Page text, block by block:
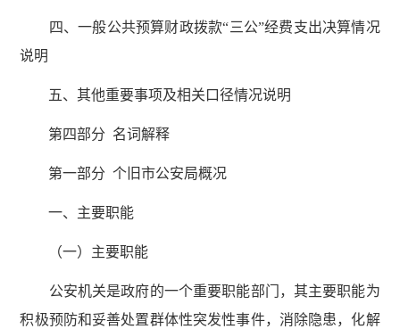
四、一般公共预算财政拨款“三公”经费支出决算情况
说明
五、其他重要事项及相关口径情况说明
第四部分 名词解释
第一部分 个旧市公安局概况
一、主要职能
（一）主要职能
公安机关是政府的一个重要职能部门，其主要职能为
积极预防和妥善处置群体性突发性事件，消除隐患，化解